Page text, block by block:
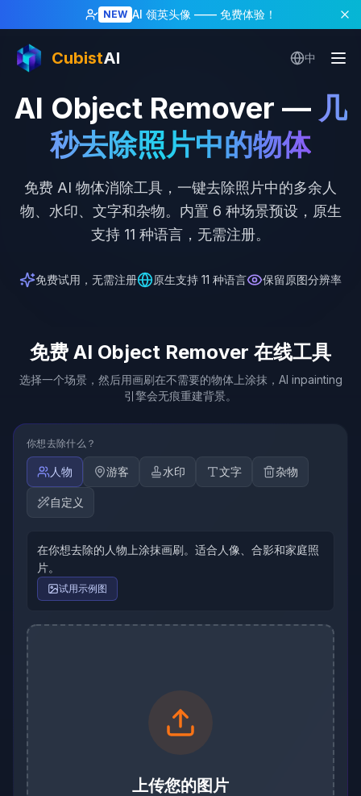
NEW AI 领英头像 —— 免费体验！
CubistAI 中
AI Object Remover — 几
秒去除照片中的物体
免费 AI 物体消除工具，一键去除照片中的多余人
物、水印、文字和杂物。内置 6 种场景预设，原生
支持 11 种语言，无需注册。
免费试用，无需注册 原生支持 11 种语言 保留原图分辨率
免费 AI Object Remover 在线工具
选择一个场景，然后用画刷在不需要的物体上涂抹，AI inpainting
引擎会无痕重建背景。
你想去除什么？
人物 游客 水印 文字 杂物
自定义
在你想去除的人物上涂抹画刷。适合人像、合影和家庭照
片。
试用示例图
上传您的图片